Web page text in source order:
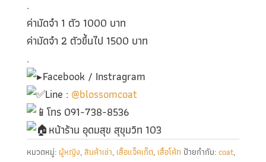
.
ค่ามัดจำ 1 ตัว 1000 บาท
ค่ามัดจำ 2 ตัวขึ้นไป 1500 บาท
.
Facebook / Instragram
Line : @blossomcoat
โทร 091-738-8536
หน้าร้าน อุดมสุข สุขุมวิท 103
หมวดหมู่:ผู้หญิง,สินค้าเช่า, เสื้อแจ็คเก็ต, เสื้อโค้ท ป้ายกำกับ:coat,